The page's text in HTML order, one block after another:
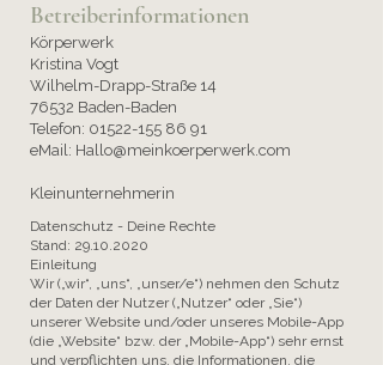
Betreiberinformationen
Körperwerk
Kristina Vogt
Wilhelm-Drapp-Straße 14
76532 Baden-Baden
Telefon: 01522-155 86 91
eMail: Hallo@meinkoerperwerk.com
Kleinunternehmerin
Datenschutz - Deine Rechte
Stand: 29.10.2020
Einleitung
Wir („wir“, „uns“, „unser/e“) nehmen den Schutz
der Daten der Nutzer („Nutzer“ oder „Sie“)
unserer Website und/oder unseres Mobile-App
(die „Website“ bzw. der „Mobile-App“) sehr ernst
und verpflichten uns, die Informationen, die